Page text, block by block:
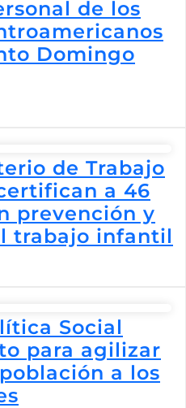
de los
Domingo
de Trabajo
a 46
prevención y
trabajo infantil
Social
para agilizar
a los